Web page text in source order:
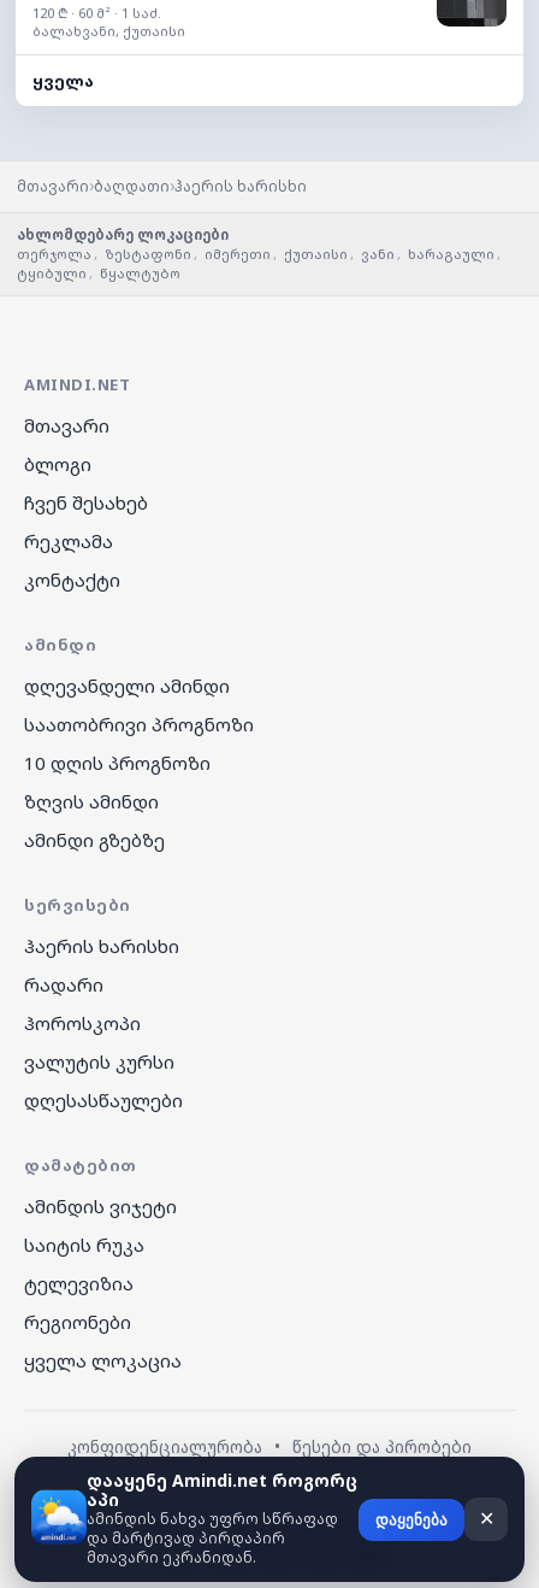
120 ₾ · 60 მ² · 1 საძ.
ბალახვანი, ქუთაისი
ყველა
მთავარი›ბაღდათი›ჰაერის ხარისხი
ახლომდებარე ლოკაციები
თერჯოლა , ზესტაფონი , იმერეთი , ქუთაისი , ვანი , ხარაგაული ,
ტყიბული , წყალტუბო
AMINDI.NET
მთავარი
ბლოგი
ჩვენ შესახებ
რეკლამა
კონტაქტი
ᲐᲛᲘᲜᲓᲘ
დღევანდელი ამინდი
საათობრივი პროგნოზი
10 დღის პროგნოზი
ზღვის ამინდი
ამინდი გზებზე
ᲡᲔᲠᲕᲘᲡᲔᲑᲘ
ჰაერის ხარისხი
რადარი
ჰოროსკოპი
ვალუტის კურსი
დღესასწაულები
ᲓᲐᲛᲐᲢᲔᲑᲘᲗ
ამინდის ვიჯეტი
საიტის რუკა
ტელევიზია
რეგიონები
ყველა ლოკაცია
კონფიდენციალურობა • წესები და პირობები
© 2026 amindi.net — ყველა უფლება დაცულია.
დააყენე Amindi.net როგორც
აპი
ამინდის ნახვა უფრო სწრაფად
და მარტივად პირდაპირ
მთავარი ეკრანიდან.
დაყენება ✕